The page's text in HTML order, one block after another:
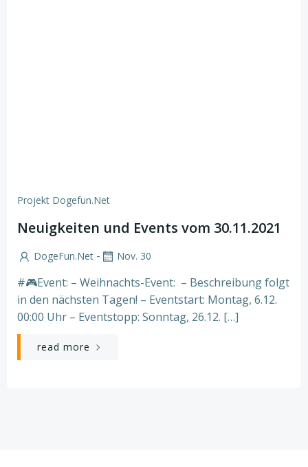
Projekt Dogefun.net
Neuigkeiten und Events vom 30.11.2021
DogeFun.net - Nov. 30
#🎮Event: – Weihnachts-Event: – Beschreibung folgt
in den nächsten Tagen! – Eventstart: Montag, 6.12.
00:00 Uhr – Eventstopp: Sonntag, 26.12. […]
read more